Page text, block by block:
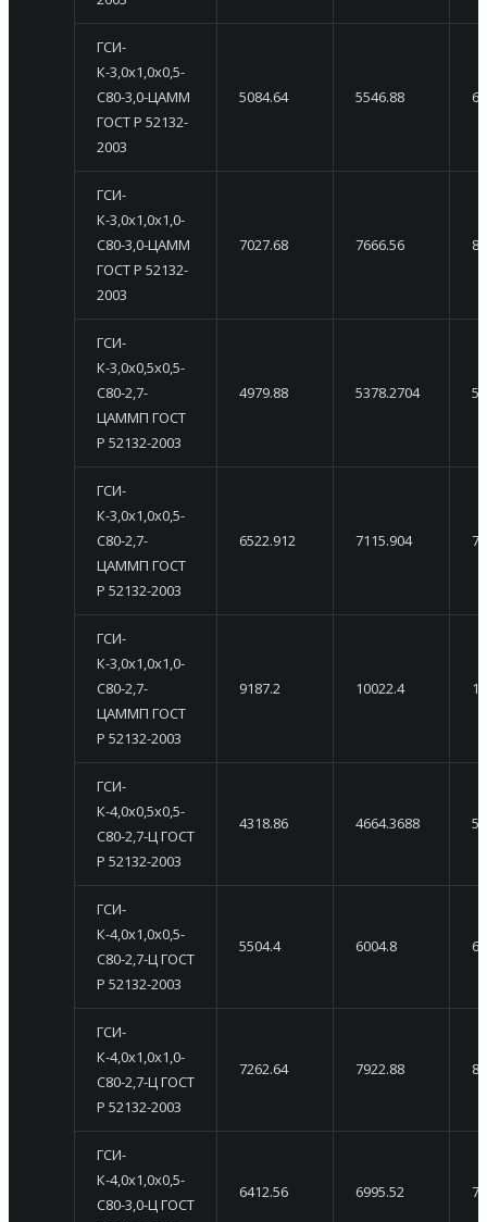
ГСИ-
К-3,0х1,0х0,5-
С80-3,0-ЦАММ
ГОСТ Р 52132-
2003
5084.64 5546.88
ГСИ-
К-3,0х1,0х1,0-
С80-3,0-ЦАММ
ГОСТ Р 52132-
2003
7027.68 7666.56
ГСИ-
К-3,0х0,5х0,5-
С80-2,7-
ЦАММП ГОСТ
Р 52132-2003
4979.88 5378.2704
ГСИ-
К-3,0х1,0х0,5-
С80-2,7-
ЦАММП ГОСТ
Р 52132-2003
6522.912 7115.904
ГСИ-
К-3,0х1,0х1,0-
С80-2,7-
ЦАММП ГОСТ
Р 52132-2003
9187.2 10022.4
ГСИ-
К-4,0х0,5х0,5-
С80-2,7-Ц ГОСТ
Р 52132-2003
4318.86 4664.3688
ГСИ-
К-4,0х1,0х0,5-
С80-2,7-Ц ГОСТ
Р 52132-2003
5504.4 6004.8
ГСИ-
К-4,0х1,0х1,0-
С80-2,7-Ц ГОСТ
Р 52132-2003
7262.64 7922.88
ГСИ-
К-4,0х1,0х0,5-
С80-3,0-Ц ГОСТ
6412.56 6995.52